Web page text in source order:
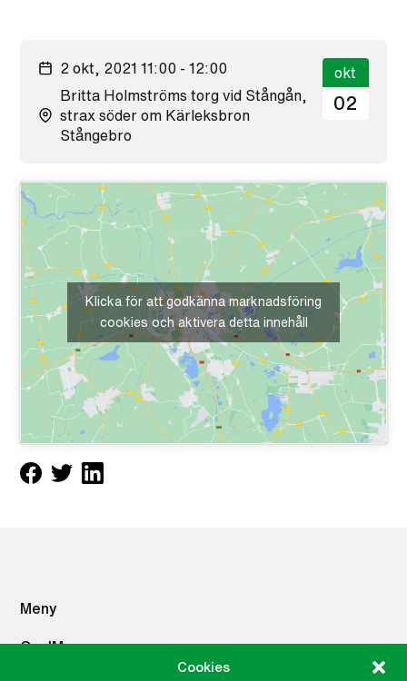
Cookies
okt
02
2 okt, 2021 11:00 - 12:00
Britta Holmströms torg vid Stångån,
strax söder om Kärleksbron
Stångebro
Klicka för att godkänna marknadsföring
cookies och aktivera detta innehåll
Meny
Om IM